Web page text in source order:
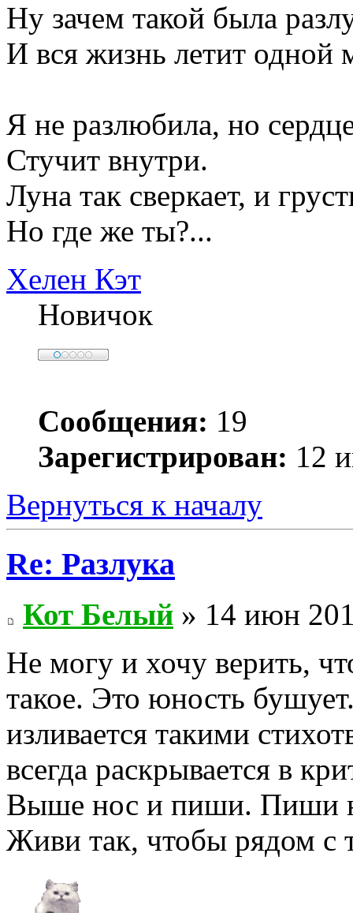
Ну зачем такой была
И вся жизнь летит одной
Я не разлюбила, но
Стучит внутри.
Луна так сверкает, и
Но где же ты?...
Хелен Кэт
Новичок
Сообщения: 19
Зарегистрирован: 12
Вернуться к началу
Re: Разлука
Кот Белый » 14 июн
Не могу и хочу верить,
такое. Это юность
изливается такими
всегда раскрывается в
Выше нос и пиши. Пиши
Живи так, чтобы рядом с